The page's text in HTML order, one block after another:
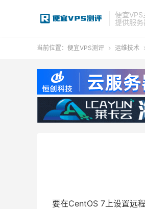
便宜VPS
提供服
当前位置： 便宜VPS测评  运维技术
要在CentOS 7上设置远